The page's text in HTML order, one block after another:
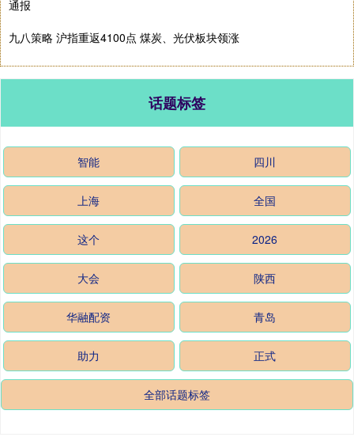
通报
九八策略 沪指重返4100点 煤炭、光伏板块领涨
话题标签
智能 四川
上海 全国
这个 2026
大会 陕西
华融配资 青岛
助力 正式
全部话题标签